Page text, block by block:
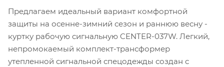
Предлагаем идеальный вариант комфортной
защиты на осенне-зимний сезон и раннюю весну -
куртку рабочую сигнальную CENTER-037W. Легкий,
непромокаемый комплект-трансформер
утепленной сигнальной спецодежды создан с